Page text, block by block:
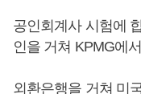
공인회계사 시험에
인을 거쳐 KPMG에
외환은행을 거쳐 미